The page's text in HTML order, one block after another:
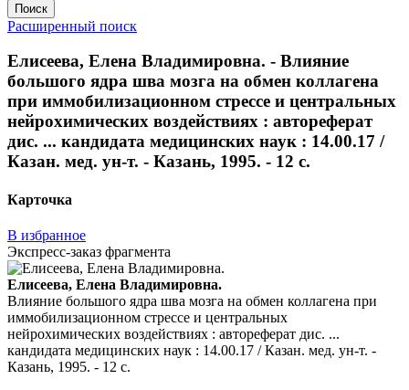
Поиск
Расширенный поиск
Елисеева, Елена Владимировна. - Влияние
большого ядра шва мозга на обмен коллагена
при иммобилизационном стрессе и центральных
нейрохимических воздействиях : автореферат
дис. ... кандидата медицинских наук : 14.00.17 /
Казан. мед. ун-т. - Казань, 1995. - 12 с.
Карточка
В избранное
Экспресс-заказ фрагмента
Елисеева, Елена Владимировна.
Влияние большого ядра шва мозга на обмен коллагена при
иммобилизационном стрессе и центральных
нейрохимических воздействиях : автореферат дис. ...
кандидата медицинских наук : 14.00.17 / Казан. мед. ун-т. -
Казань, 1995. - 12 с.